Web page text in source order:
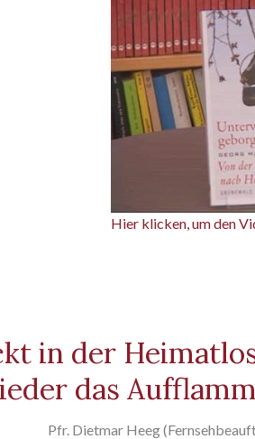
Hier klicken, um den
in der
das
Pfr. Dietmar Heeg